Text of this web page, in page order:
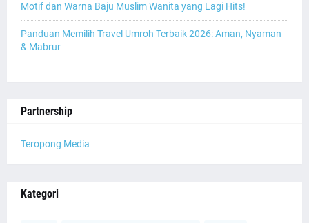
Motif dan Warna Baju Muslim Wanita yang Lagi Hits!
Panduan Memilih Travel Umroh Terbaik 2026: Aman, Nyaman
& Mabrur
Partnership
Teropong Media
Kategori